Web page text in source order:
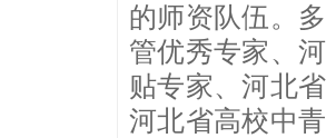
的师资队伍。
管优秀专家、
贴专家、河北
河北省高校中